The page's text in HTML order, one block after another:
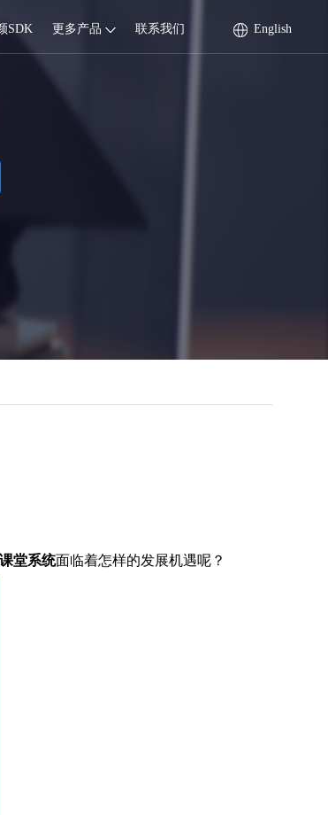
SDK 更多产品 联系我们 English
堂系统面临着怎样的发展机遇呢？